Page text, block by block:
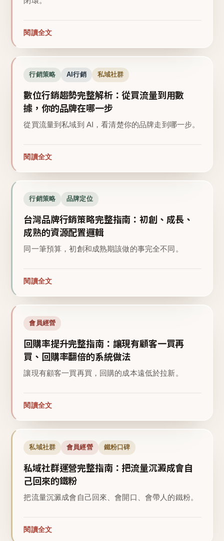
閱讀全文
行銷策略 AI行銷 私域社群
數位行銷趨勢完整解析：從買流量到用數
據，你的品牌在哪一步
從買流量到私域到 AI，看清楚你的品牌走到哪一步。
閱讀全文
行銷策略 品牌定位
台灣品牌行銷策略完整指南：初創、成長、
成熟的資源配置邏輯
同一筆預算，初創和成熟期該做的事完全不同。
閱讀全文
會員經營
回購率提升完整指南：讓現有顧客一買再
買、回購率翻倍的系統做法
讓現有顧客一買再買，回購的成本遠低於拉新。
閱讀全文
私域社群 會員經營 鐵粉口碑
私域社群運營完整指南：把流量沉澱成會自
己回來的鐵粉
把流量沉澱成會自己回來、會開口、會帶人的鐵粉。
閱讀全文